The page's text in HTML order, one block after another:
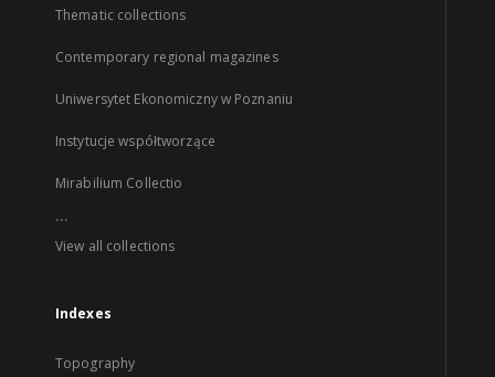
Thematic collections
Contemporary regional magazines
Uniwersytet Ekonomiczny w Poznaniu
Instytucje współtworzące
Mirabilium Collectio
...
View all collections
Indexes
Topography